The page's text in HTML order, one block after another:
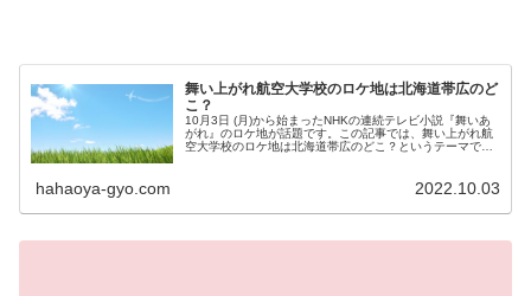
舞い上がれ航空大学校のロケ地は北海道帯広のど
こ？
10月3日 (月)から始まったNHKの連続テレビ小説『舞いあ
がれ』のロケ地が話題です。この記事では、舞い上がれ航
空大学校のロケ地は北海道帯広のどこ？というテーマで調
hahaoya-gyo.com 2022.10.03